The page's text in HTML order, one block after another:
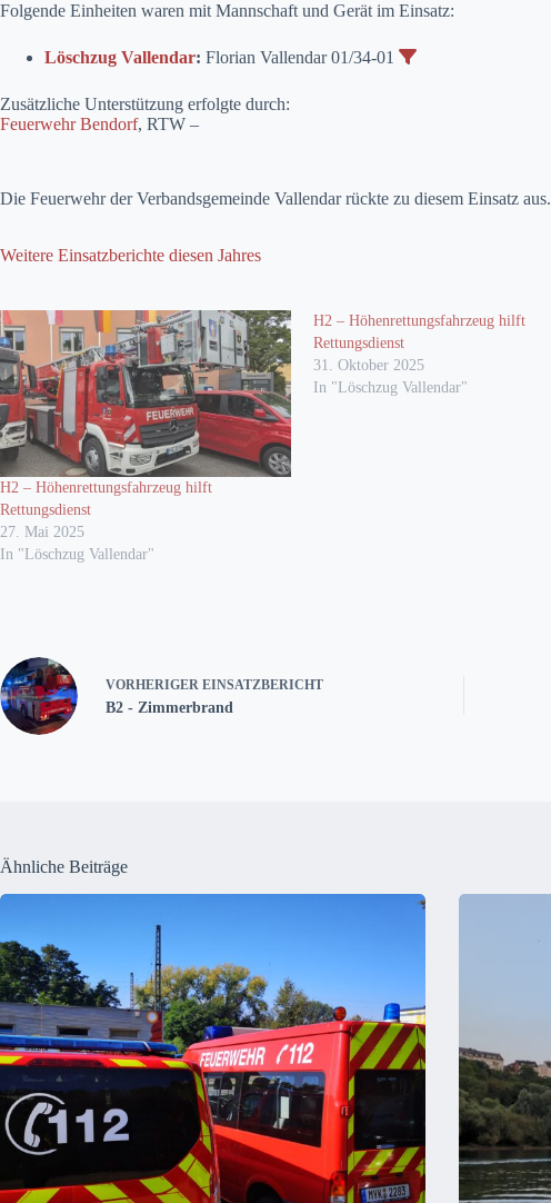
Folgende Einheiten waren mit Mannschaft und Gerät im Einsatz:
Löschzug Vallendar: Florian Vallendar 01/34-01
Zusätzliche Unterstützung erfolgte durch:
Feuerwehr Bendorf, RTW –
Die Feuerwehr der Verbandsgemeinde Vallendar rückte zu diesem Einsatz aus.
Weitere Einsatzberichte diesen Jahres
H2 – Höhenrettungsfahrzeug hilft
Rettungsdienst
27. Mai 2025
In "Löschzug Vallendar"
H2 – Höhenrettungsfahrzeug hilft
Rettungsdienst
31. Oktober 2025
In "Löschzug Vallendar"
VORHERIGER EINSATZBERICHT
B2 - Zimmerbrand
Ähnliche Beiträge